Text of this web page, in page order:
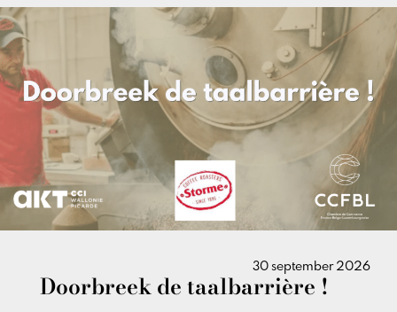
30 september 2026
Doorbreek de taalbarrière !